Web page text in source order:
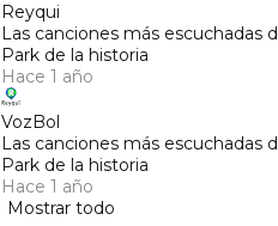
Reyqui
Las canciones más escuchadas
Park de la historia
Hace 1 año
VozBol
Las canciones más escuchadas
Park de la historia
Hace 1 año
Mostrar todo